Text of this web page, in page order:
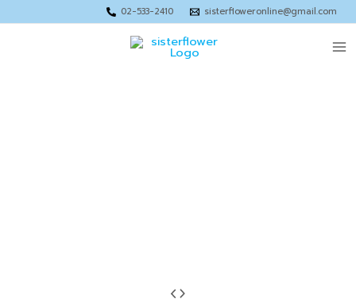
to
02-533-2410 sisterfloweronline@gmail.com
Price
range:
฿92.00
through
Price
range:
฿67.00
through
Price
range:
฿75.00
through
Price
range:
฿63.00
through